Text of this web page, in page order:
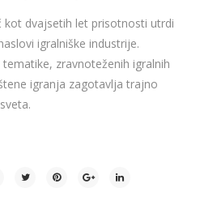
kot dvajsetih let prisotnosti utrdi
igralniške industrije.
zravnoteženih igralnih
igranja zagotavlja trajno